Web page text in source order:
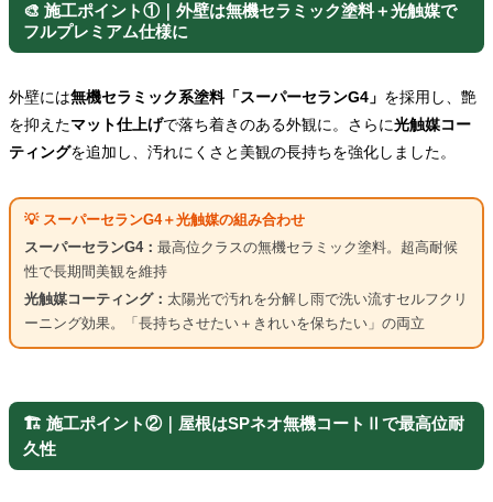
🎨 施工ポイント①｜外壁は無機セラミック塗料＋光触媒で
フルプレミアム仕様に
外壁には無機セラミック系塗料「スーパーセランG4」 を採用し、艶
を抑えたマット仕上げで落ち着きのある外観に。さらに光触媒コー
ティングを追加し、汚れにくさと美観の長持ちを強化しました。
💡 スーパーセランG4＋光触媒の組み合わせ
スーパーセランG4： 最高位クラスの無機セラミック塗料。超高耐候
性で長期間美観を維持
光触媒コーティング： 太陽光で汚れを分解し雨で洗い流すセルフクリ
ーニング効果。「長持ちさせたい＋きれいを保ちたい」の両立
🏗️ 施工ポイント②｜屋根はSPネオ無機コートⅡで最高位耐
久性